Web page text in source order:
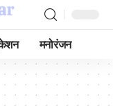
मनोरंजन